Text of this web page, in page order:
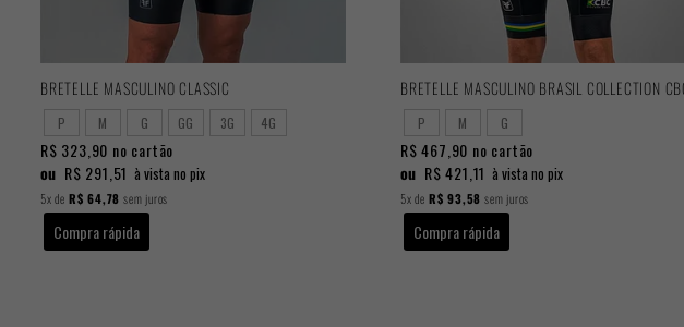
BRETELLE MASCULINO CLASSIC
P M G GG 3G 4G
R$ 323,90 no cartão
ou R$ 291,51 à vista no pix
5xde R$ 64,78 sem juros
Compra rápida
BRETELLE MASCULINO BRASIL COLLECTION
P M G
R$ 467,90 no cartão
ou R$ 421,11 à vista no pix
5xde R$ 93,58 sem juros
Compra rápida